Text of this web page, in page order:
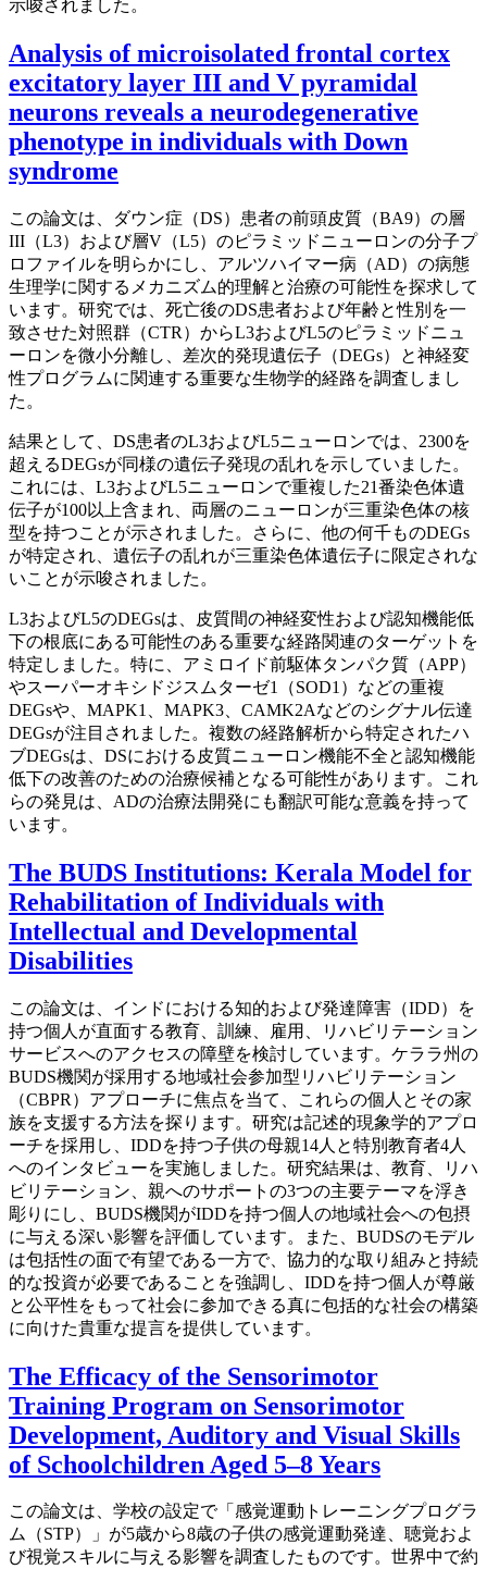
示唆されました。
Analysis of microisolated frontal cortex
excitatory layer III and V pyramidal
neurons reveals a neurodegenerative
phenotype in individuals with Down
syndrome
この論文は、ダウン症（DS）患者の前頭皮質（BA9）の層
III（L3）および層V（L5）のピラミッドニューロンの分子プ
ロファイルを明らかにし、アルツハイマー病（AD）の病態
生理学に関するメカニズム的理解と治療の可能性を探求して
います。研究では、死亡後のDS患者および年齢と性別を一
致させた対照群（CTR）からL3およびL5のピラミッドニュ
ーロンを微小分離し、差次的発現遺伝子（DEGs）と神経変
性プログラムに関連する重要な生物学的経路を調査しまし
た。
結果として、DS患者のL3およびL5ニューロンでは、2300を
超えるDEGsが同様の遺伝子発現の乱れを示していました。
これには、L3およびL5ニューロンで重複した21番染色体遺
伝子が100以上含まれ、両層のニューロンが三重染色体の核
型を持つことが示されました。さらに、他の何千ものDEGs
が特定され、遺伝子の乱れが三重染色体遺伝子に限定されな
いことが示唆されました。
L3およびL5のDEGsは、皮質間の神経変性および認知機能低
下の根底にある可能性のある重要な経路関連のターゲットを
特定しました。特に、アミロイド前駆体タンパク質（APP）
やスーパーオキシドジスムターゼ1（SOD1）などの重複
DEGsや、MAPK1、MAPK3、CAMK2Aなどのシグナル伝達
DEGsが注目されました。複数の経路解析から特定されたハ
ブDEGsは、DSにおける皮質ニューロン機能不全と認知機能
低下の改善のための治療候補となる可能性があります。これ
らの発見は、ADの治療法開発にも翻訳可能な意義を持って
います。
The BUDS Institutions: Kerala Model for
Rehabilitation of Individuals with
Intellectual and Developmental
Disabilities
この論文は、インドにおける知的および発達障害（IDD）を
持つ個人が直面する教育、訓練、雇用、リハビリテーション
サービスへのアクセスの障壁を検討しています。ケララ州の
BUDS機関が採用する地域社会参加型リハビリテーション
（CBPR）アプローチに焦点を当て、これらの個人とその家
族を支援する方法を探ります。研究は記述的現象学的アプロ
ーチを採用し、IDDを持つ子供の母親14人と特別教育者4人
へのインタビューを実施しました。研究結果は、教育、リハ
ビリテーション、親へのサポートの3つの主要テーマを浮き
彫りにし、BUDS機関がIDDを持つ個人の地域社会への包摂
に与える深い影響を評価しています。また、BUDSのモデル
は包括性の面で有望である一方で、協力的な取り組みと持続
的な投資が必要であることを強調し、IDDを持つ個人が尊厳
と公平性をもって社会に参加できる真に包括的な社会の構築
に向けた貴重な提言を提供しています。
The Efficacy of the Sensorimotor
Training Program on Sensorimotor
Development, Auditory and Visual Skills
of Schoolchildren Aged 5–8 Years
この論文は、学校の設定で「感覚運動トレーニングプログラ
ム（STP）」が5歳から8歳の子供の感覚運動発達、聴覚およ
び視覚スキルに与える影響を調査したものです。世界中で約